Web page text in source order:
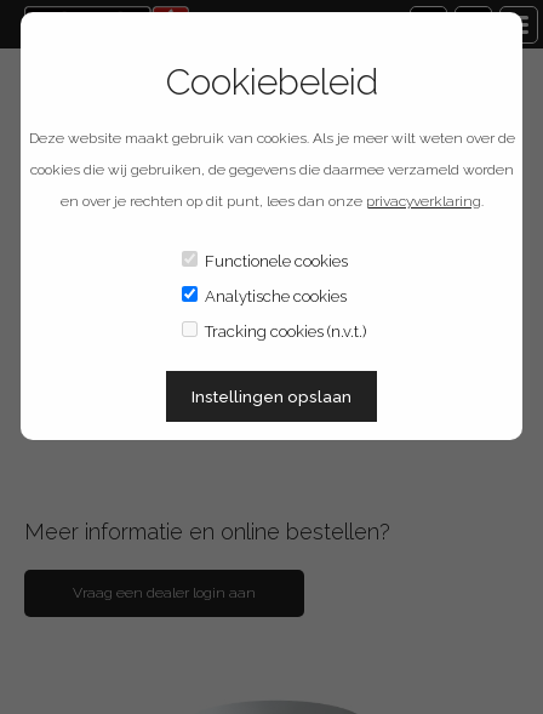
Terug naar overzicht
Provision ISR PR-CB-
Meer informatie en online bestellen?
Vraag een dealer login aan
Cookiebeleid
Deze website maakt gebruik van cookies. Als je meer wilt weten over de
cookies die wij gebruiken, de gegevens die daarmee verzameld worden
en over je rechten op dit punt, lees dan onze privacyverklaring.
Functionele cookies
Analytische cookies
Tracking cookies (n.v.t.)
Instellingen opslaan